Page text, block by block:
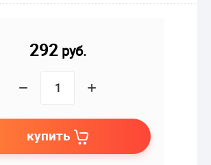
292руб.
− +
купить